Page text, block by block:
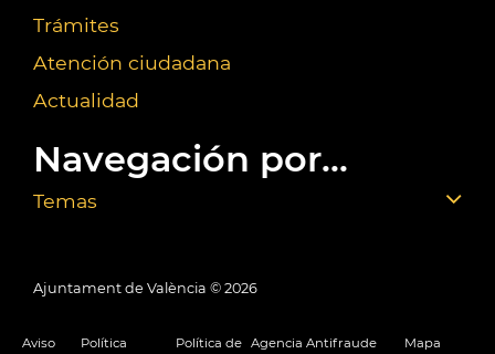
Trámites
Atención ciudadana
Actualidad
Navegación por...
Temas
Ajuntament de València © 2026
Aviso
Política
Política de Agencia Antifraude
Mapa